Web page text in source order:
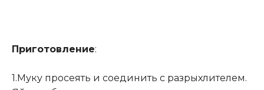
Приготовление:
1.Муку просеять и соединить с разрыхлителем.